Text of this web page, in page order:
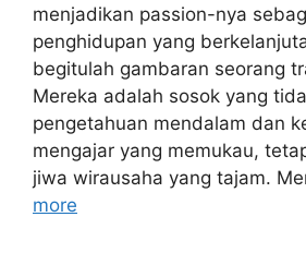
menjadikan passion-nya
penghidupan yang
begitulah gambaran seorang
Mereka adalah sosok yang
pengetahuan mendalam dan
mengajar yang memukau,
jiwa wirausaha yang tajam.
more